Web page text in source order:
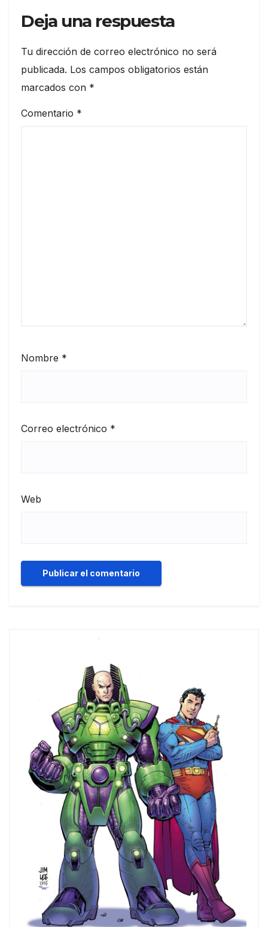
Deja una respuesta
Tu dirección de correo electrónico no será
publicada. Los campos obligatorios están
marcados con *
Comentario *
Nombre *
Correo electrónico *
Web